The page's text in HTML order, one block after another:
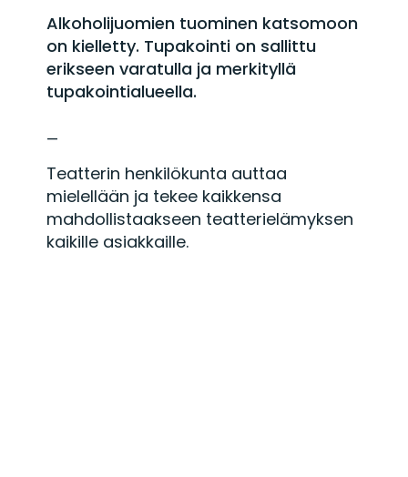
Alkoholijuomien tuominen katsomoon
on kielletty. Tupakointi on sallittu
erikseen varatulla ja merkityllä
tupakointialueella.
—
Teatterin henkilökunta auttaa
mielellään ja tekee kaikkensa
mahdollistaakseen teatterielämyksen
kaikille asiakkaille.